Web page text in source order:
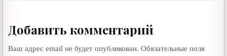
Добавить комментарий
Ваш адрес email не будет опубликован. Обязательные поля